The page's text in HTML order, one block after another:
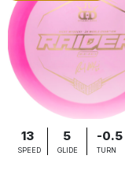
13
SPEED
5
GLIDE
-0.5
TURN